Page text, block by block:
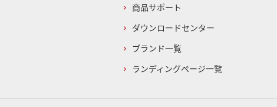
商品サポート
ダウンロードセンター
ブランド一覧
ランディングページ一覧